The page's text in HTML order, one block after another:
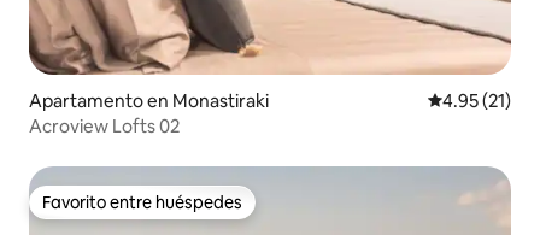
Apartamento en Monastiraki Calificación
4.95 (21)
Acroview Lofts 02
Favorito entre huéspedes
Favorito entre huéspedes